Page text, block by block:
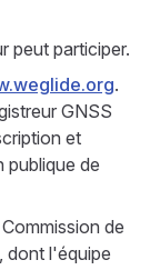
peut participer.
.
GNSS
et
publique de
de
dont l'équipe